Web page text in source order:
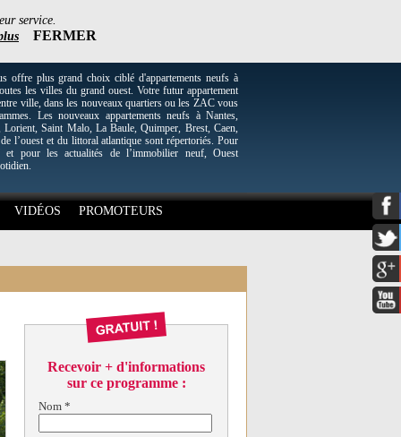
service.
FERMER
plus grand choix ciblé d'appartements neufs à
les villes du grand ouest. Votre futur appartement
ville, dans les nouveaux quartiers ou les ZAC vous
Les nouveaux appartements neufs à Nantes,
Lorient, Saint Malo, La Baule, Quimper, Brest, Caen,
l’ouest et du littoral atlantique sont répertoriés. Pour
et pour les actualités de l’immobilier neuf, Ouest
VIDÉOS PROMOTEURS
Recevoir + d'informations
sur ce programme :
Nom *